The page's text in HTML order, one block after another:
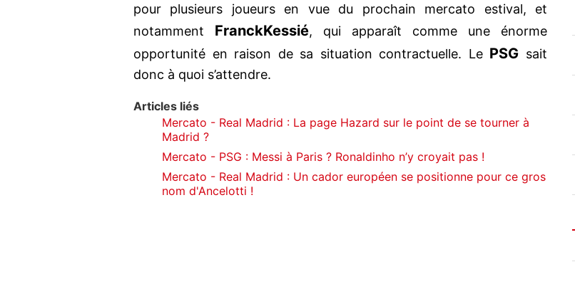
pour plusieurs joueurs en vue du prochain mercato estival, et
notamment FranckKessié, qui apparaît comme une énorme
opportunité en raison de sa situation contractuelle. Le PSG sait
donc à quoi s’attendre.
Articles liés
Mercato - Real Madrid : La page Hazard sur le point de se tourner à
Madrid ?
Mercato - PSG : Messi à Paris ? Ronaldinho n’y croyait pas !
Mercato - Real Madrid : Un cador européen se positionne pour ce gros
nom d'Ancelotti !